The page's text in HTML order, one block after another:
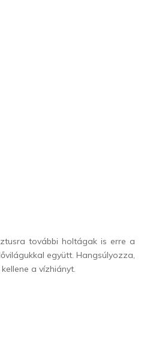
további holtágak is erre a
együtt. Hangsúlyozza,
a vízhiányt.